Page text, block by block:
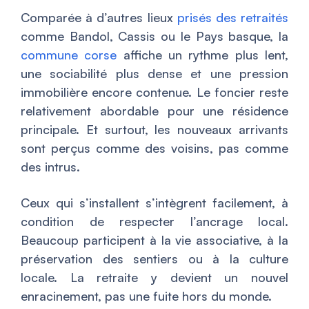
Comparée à d’autres lieuxprisés des retraités
comme Bandol, Cassis ou le Pays basque, la
commune corse affiche un rythme plus lent,
une sociabilité plus dense et une pression
immobilière encore contenue. Le foncier reste
relativement abordable pour une résidence
principale. Et surtout, les nouveaux arrivants
sont perçus comme des voisins, pas comme
des intrus.
Ceux qui s’installent s’intègrent facilement, à
condition de respecter l’ancrage local.
Beaucoup participent à la vie associative, à la
préservation des sentiers ou à la culture
locale. La retraite y devient un nouvel
enracinement, pas une fuite hors du monde.